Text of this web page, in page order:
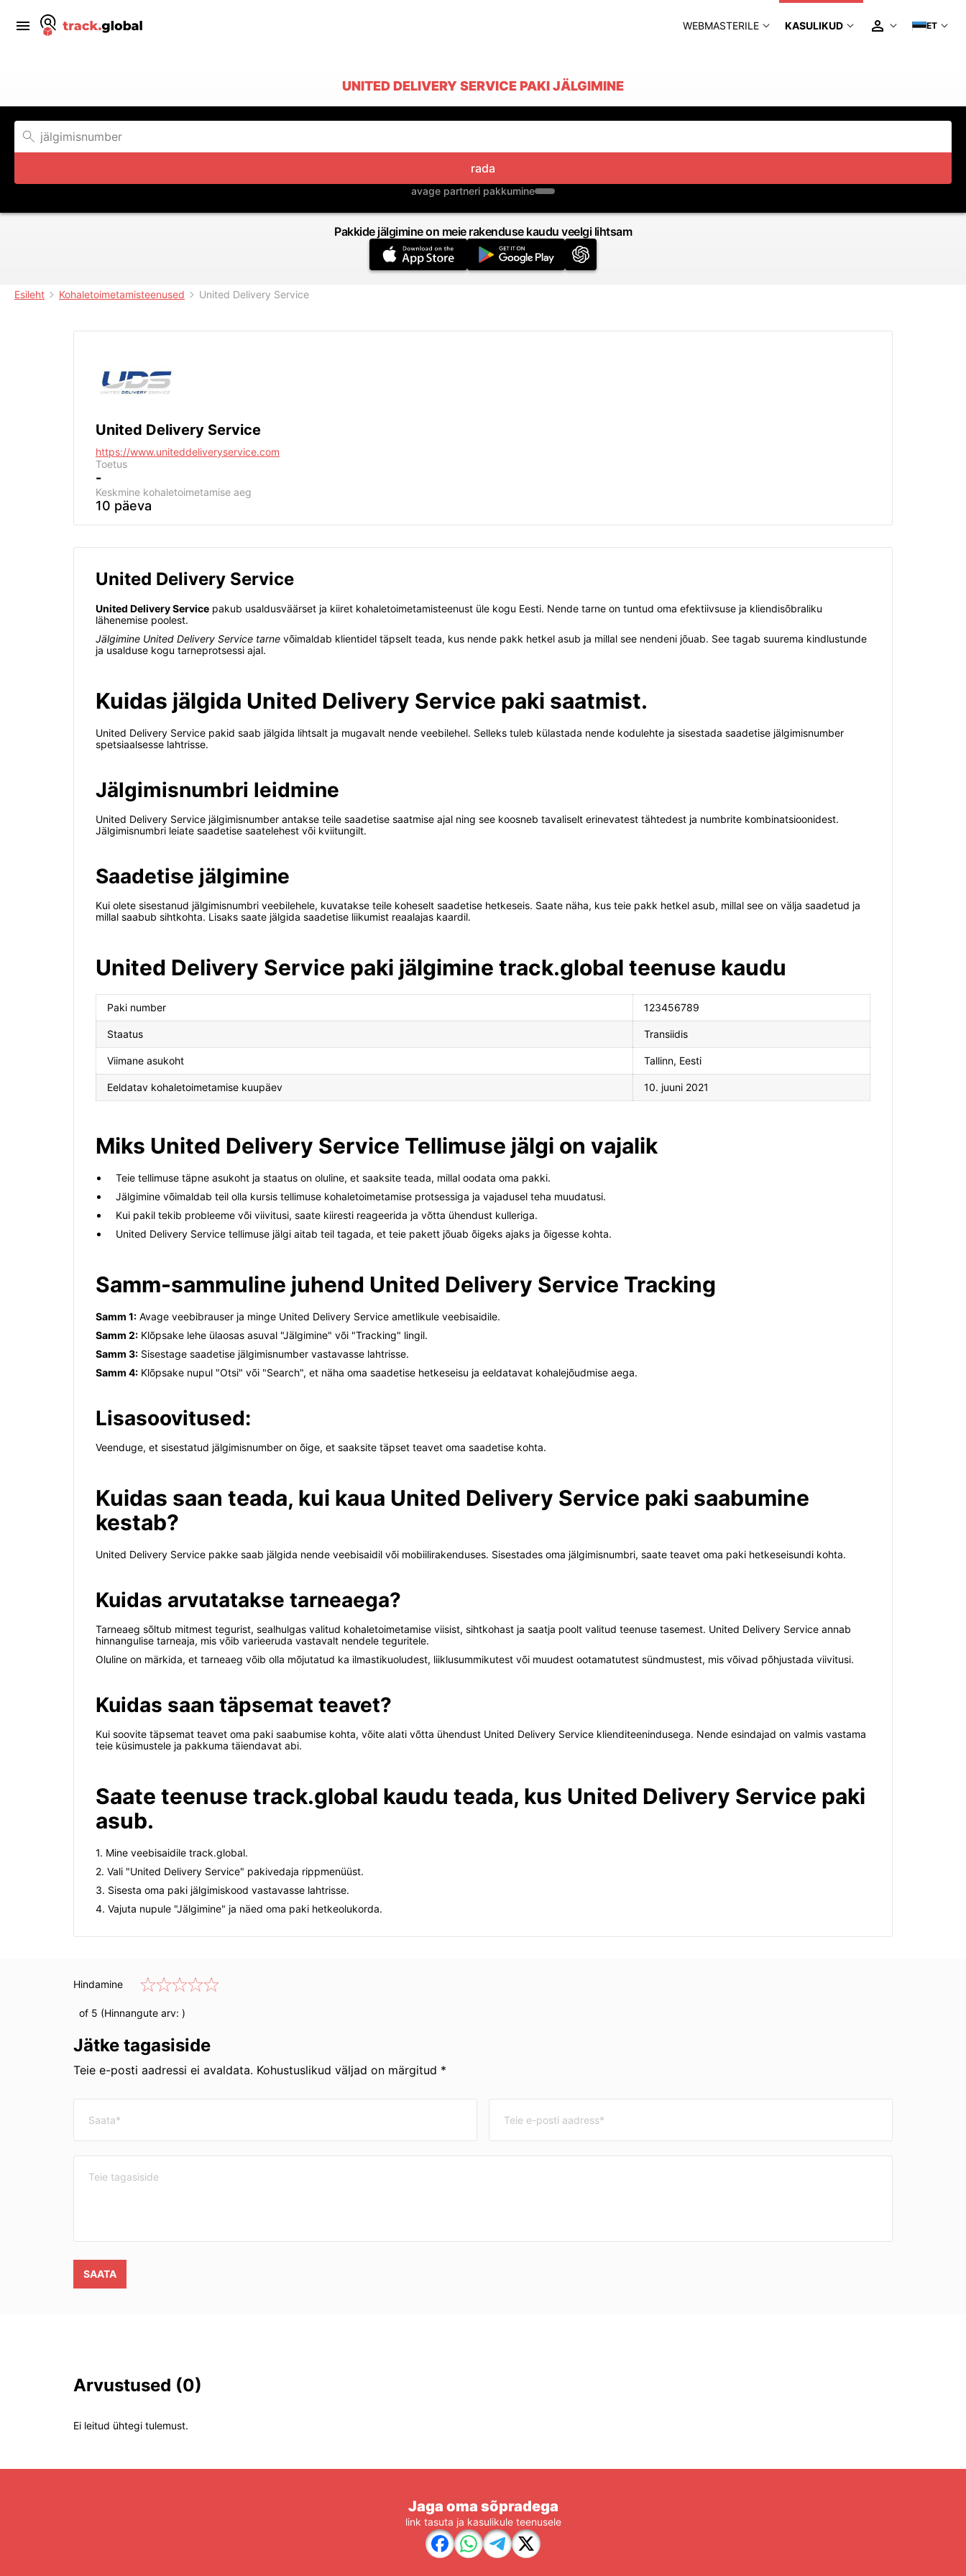
WEBMASTERILE KASULIKUD ET
UNITED DELIVERY SERVICE PAKI JÄLGIMINE
rada
avage partneri pakkumine
Pakkide jälgimine on meie rakenduse kaudu veelgi lihtsam
Esileht Kohaletoimetamisteenused United Delivery Service
United Delivery Service
https://www.uniteddeliveryservice.com
Toetus
-
Keskmine kohaletoimetamise aeg
10 päeva
United Delivery Service
United Delivery Service pakub usaldusväärset ja kiiret kohaletoimetamisteenust üle kogu Eesti. Nende tarne on tuntud oma efektiivsuse ja kliendisõbraliku
lähenemise poolest.
Jälgimine United Delivery Service tarne võimaldab klientidel täpselt teada, kus nende pakk hetkel asub ja millal see nendeni jõuab. See tagab suurema kindlustunde
ja usalduse kogu tarneprotsessi ajal.
Kuidas jälgida United Delivery Service paki saatmist.
United Delivery Service pakid saab jälgida lihtsalt ja mugavalt nende veebilehel. Selleks tuleb külastada nende kodulehte ja sisestada saadetise jälgimisnumber
spetsiaalsesse lahtrisse.
Jälgimisnumbri leidmine
United Delivery Service jälgimisnumber antakse teile saadetise saatmise ajal ning see koosneb tavaliselt erinevatest tähtedest ja numbrite kombinatsioonidest.
Jälgimisnumbri leiate saadetise saatelehest või kviitungilt.
Saadetise jälgimine
Kui olete sisestanud jälgimisnumbri veebilehele, kuvatakse teile koheselt saadetise hetkeseis. Saate näha, kus teie pakk hetkel asub, millal see on välja saadetud ja
millal saabub sihtkohta. Lisaks saate jälgida saadetise liikumist reaalajas kaardil.
United Delivery Service paki jälgimine track.global teenuse kaudu
Paki number 123456789
Staatus Transiidis
Viimane asukoht Tallinn, Eesti
Eeldatav kohaletoimetamise kuupäev 10. juuni 2021
Miks United Delivery Service Tellimuse jälgi on vajalik
Teie tellimuse täpne asukoht ja staatus on oluline, et saaksite teada, millal oodata oma pakki.
Jälgimine võimaldab teil olla kursis tellimuse kohaletoimetamise protsessiga ja vajadusel teha muudatusi.
Kui pakil tekib probleeme või viivitusi, saate kiiresti reageerida ja võtta ühendust kulleriga.
United Delivery Service tellimuse jälgi aitab teil tagada, et teie pakett jõuab õigeks ajaks ja õigesse kohta.
Samm-sammuline juhend United Delivery Service Tracking
Samm 1: Avage veebibrauser ja minge United Delivery Service ametlikule veebisaidile.
Samm 2: Klõpsake lehe ülaosas asuval "Jälgimine" või "Tracking" lingil.
Samm 3: Sisestage saadetise jälgimisnumber vastavasse lahtrisse.
Samm 4: Klõpsake nupul "Otsi" või "Search", et näha oma saadetise hetkeseisu ja eeldatavat kohalejõudmise aega.
Lisasoovitused:
Veenduge, et sisestatud jälgimisnumber on õige, et saaksite täpset teavet oma saadetise kohta.
Kuidas saan teada, kui kaua United Delivery Service paki saabumine
kestab?
United Delivery Service pakke saab jälgida nende veebisaidil või mobiilirakenduses. Sisestades oma jälgimisnumbri, saate teavet oma paki hetkeseisundi kohta.
Kuidas arvutatakse tarneaega?
Tarneaeg sõltub mitmest tegurist, sealhulgas valitud kohaletoimetamise viisist, sihtkohast ja saatja poolt valitud teenuse tasemest. United Delivery Service annab
hinnangulise tarneaja, mis võib varieeruda vastavalt nendele teguritele.
Oluline on märkida, et tarneaeg võib olla mõjutatud ka ilmastikuoludest, liiklusummikutest või muudest ootamatutest sündmustest, mis võivad põhjustada viivitusi.
Kuidas saan täpsemat teavet?
Kui soovite täpsemat teavet oma paki saabumise kohta, võite alati võtta ühendust United Delivery Service klienditeenindusega. Nende esindajad on valmis vastama
teie küsimustele ja pakkuma täiendavat abi.
Saate teenuse track.global kaudu teada, kus United Delivery Service paki
asub.
1. Mine veebisaidile track.global.
2. Vali "United Delivery Service" pakivedaja rippmenüüst.
3. Sisesta oma paki jälgimiskood vastavasse lahtrisse.
4. Vajuta nupule "Jälgimine" ja näed oma paki hetkeolukorda.
Hindamine
of 5 (Hinnangute arv: )
Jätke tagasiside
Teie e-posti aadressi ei avaldata. Kohustuslikud väljad on märgitud *
SAATA
Arvustused (0)
Ei leitud ühtegi tulemust.
Jaga oma sõpradega
link tasuta ja kasulikule teenusele